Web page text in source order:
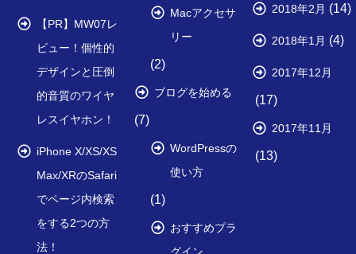
【PR】MW07レ
ビュー！個性的
デザインと圧倒
的音質のワイヤ
レスイヤホン！
iPhone X/XS/XS
Max/XRのSafari
でページ内検索
をする2つの方
法！
Macアクセサ
リー
(2)
ブログを始める
(7)
WordPressの
使い方
(1)
おすすめプラ
2018年2月 (14)
2018年1月 (4)
2017年12月
(17)
2017年11月
(13)